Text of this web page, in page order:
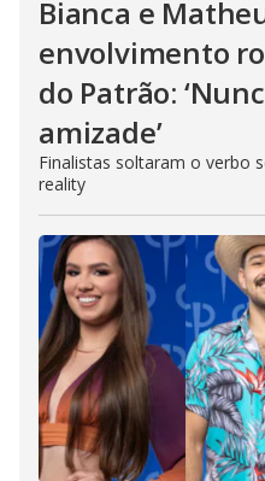
Bianca e
envolvimento
do Patrão:
amizade’
Finalistas soltaram o verbo
reality